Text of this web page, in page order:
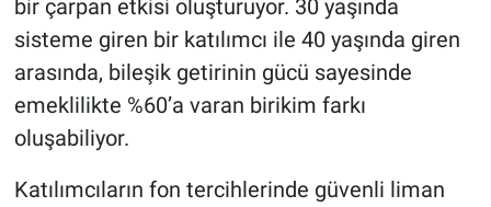
bir çarpan etkisi oluşturuyor. 30 yaşında
sisteme giren bir katılımcı ile 40 yaşında giren
arasında, bileşik getirinin gücü sayesinde
emeklilikte %60’a varan birikim farkı
oluşabiliyor.
Katılımcıların fon tercihlerinde güvenli liman